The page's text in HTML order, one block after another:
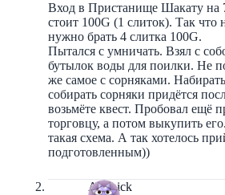
Вход в Пристанище Шакату на
стоит 100G (1 слиток). Так что
нужно брать 4 слитка 100G.
Пытался с умничать. Взял с
бутылок воды для поилки. Не
же самое с сорняками.
собирать сорняки придётся
возьмёте квест. Пробовал ещё
торговцу, а потом выкупить
такая схема. А так хотелось
подготовленным))
Antinick